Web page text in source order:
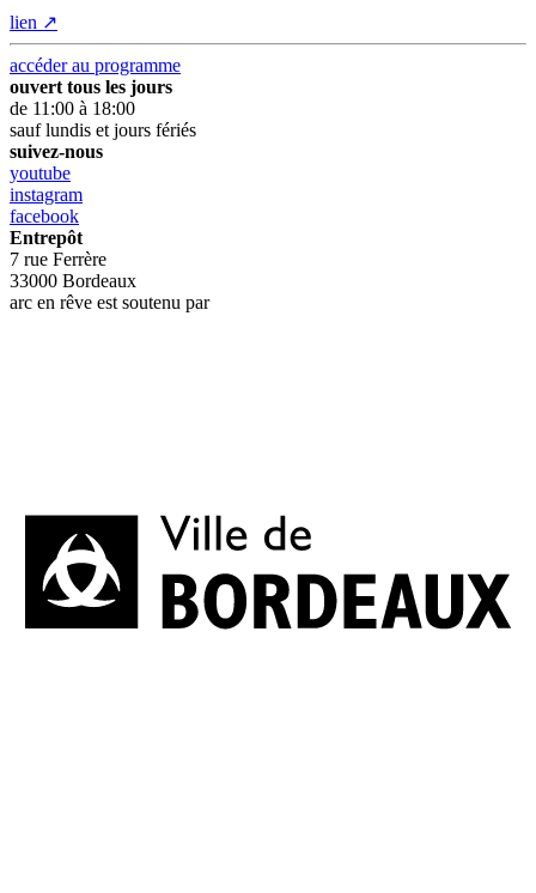
lien ↗
accéder au programme
ouvert tous les jours
de 11:00 à 18:00
sauf lundis et jours fériés
suivez-nous
youtube
instagram
facebook
Entrepôt
7 rue Ferrère
33000 Bordeaux
arc en rêve est soutenu par